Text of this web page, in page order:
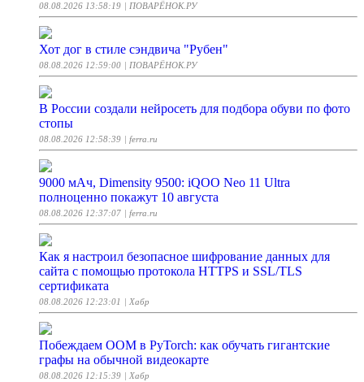
08.08.2026 13:58:19 | ПОВАРЁНОК.РУ
Хот дог в стиле сэндвича "Рубен"
08.08.2026 12:59:00 | ПОВАРЁНОК.РУ
В России создали нейросеть для подбора обуви по фото
стопы
08.08.2026 12:58:39 | ferra.ru
9000 мАч, Dimensity 9500: iQOO Neo 11 Ultra
полноценно покажут 10 августа
08.08.2026 12:37:07 | ferra.ru
Как я настроил безопасное шифрование данных для
сайта с помощью протокола HTTPS и SSL/TLS
сертификата
08.08.2026 12:23:01 | Хабр
Побеждаем OOM в PyTorch: как обучать гигантские
графы на обычной видеокарте
08.08.2026 12:15:39 | Хабр